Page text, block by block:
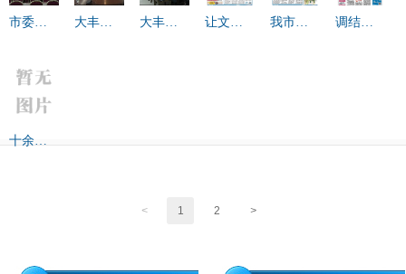
市委党
路线教
育实践
导小组
大丰市
扎实有
大丰市
力
让文化
我市在
论坛暨
调结
十余位
< 1 2 >